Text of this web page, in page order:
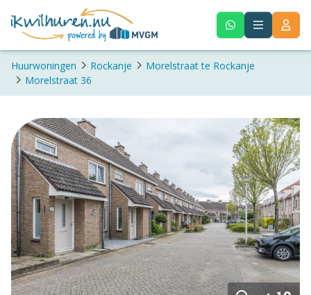
Huurwoningen Rockanje
Morelstraat te Rockanje
Morelstraat 36